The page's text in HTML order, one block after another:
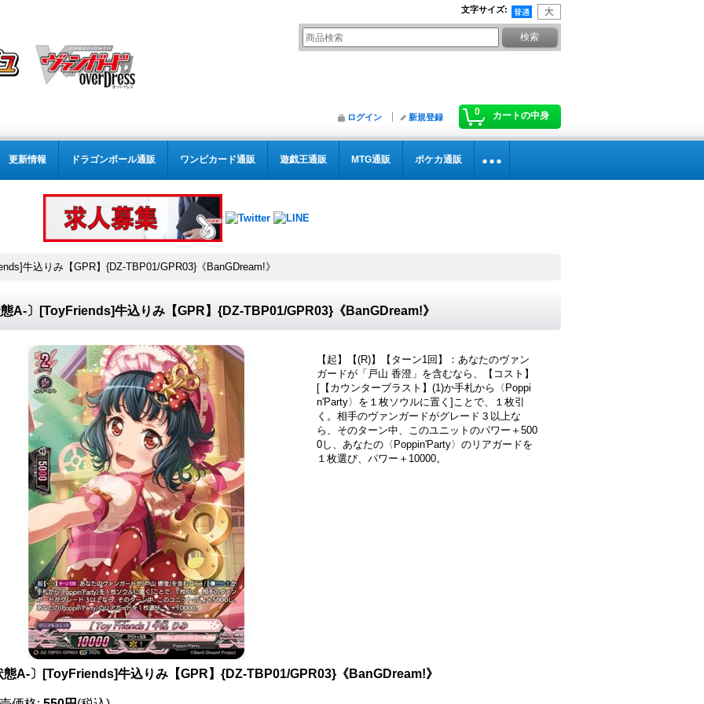
文字サイズ:
0 カートの中身
ログイン 新規登録
更新情報 ドラゴンボール通販 ワンピカード通販 遊戯王通販 MTG通販 ポケカ通販
牛込りみ【GPR】{DZ-TBP01/GPR03}《BanGDream!》
A-〕[ToyFriends]牛込りみ【GPR】{DZ-TBP01/GPR03}《BanGDream!》
【起】【(R)】【ターン1回】：あなたのヴァン
ガードが「戸山 香澄」を含むなら、【コスト】
[【カウンターブラスト】(1)か手札から〈Poppi
n'Party〉を１枚ソウルに置く]ことで、１枚引
く。相手のヴァンガードがグレード３以上な
ら、そのターン中、このユニットのパワー＋500
0し、あなたの〈Poppin'Party〉のリアガードを
１枚選び、パワー＋10000。
態A-〕[ToyFriends]牛込りみ【GPR】{DZ-TBP01/GPR03}《BanGDream!》